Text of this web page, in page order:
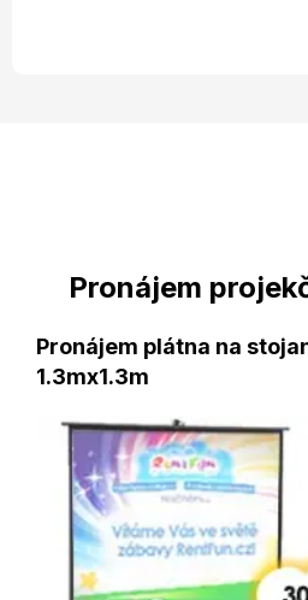
Pronájem
Pronájem plátna na
1.3mx1.3m